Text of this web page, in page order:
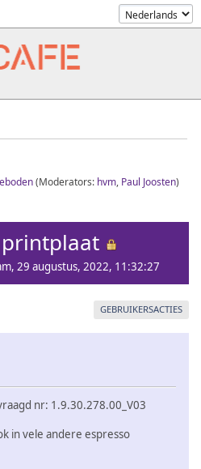
(Moderators: hvm, Paul Joosten)
29 augustus, 2022, 11:32:27
GEBRUIKERSACTIES
nr: 1.9.30.278.00_V03
in vele andere espresso